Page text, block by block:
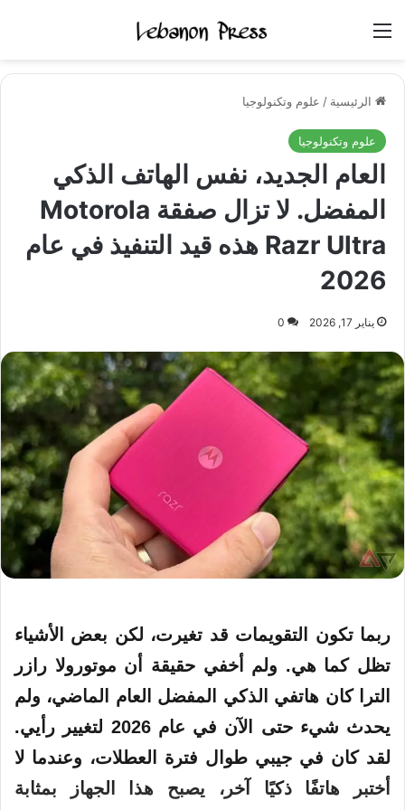
الرئيسية / علوم وتكنولوجيا
علوم وتكنولوجيا
العام الجديد، نفس الهاتف الذكي
المفضل. لا تزال صفقة Motorola
Razr Ultra هذه قيد التنفيذ في عام
2026
يناير 17, 2026 0
ربما تكون التقويمات قد تغيرت، لكن بعض الأشياء
تظل كما هي. ولم أخفي حقيقة أن موتورولا رازر
الترا
كان هاتفي الذكي المفضل العام الماضي، ولم
يحدث شيء حتى الآن في عام 2026 لتغيير رأيي.
لقد كان في جيبي طوال فترة العطلات، وعندما لا
أختبر هاتفًا ذكيًا آخر، يصبح هذا الجهاز بمثابة